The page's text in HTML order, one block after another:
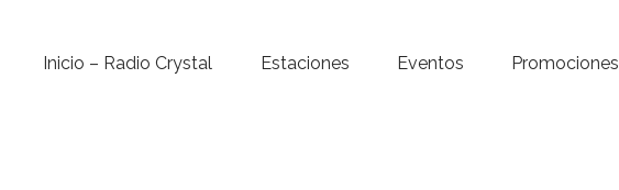
Inicio – Radio Crystal Estaciones Eventos Promociones